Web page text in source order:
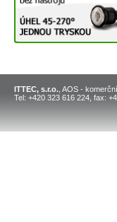
ITTEC, s.r.o. , AOS -
Tel: +420 323 616 224, fax: